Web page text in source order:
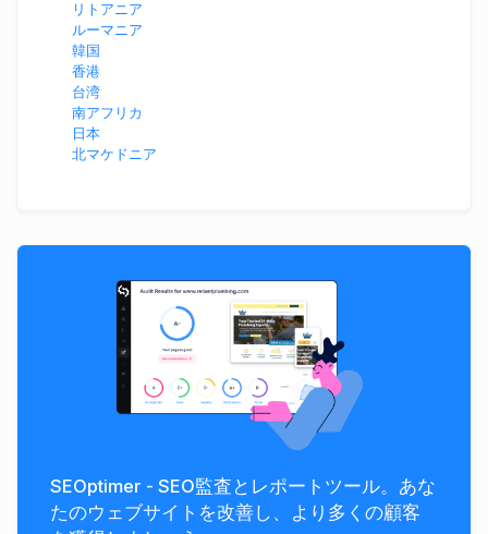
リトアニア
ルーマニア
韓国
香港
台湾
南アフリカ
日本
北マケドニア
SEOptimer - SEO監査とレポートツール。あな
たのウェブサイトを改善し、より多くの顧客